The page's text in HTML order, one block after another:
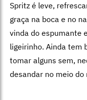
Spritz é leve,
graça na boca e no
vinda do espumante
ligeirinho. Ainda tem
tomar alguns sem,
desandar no meio do